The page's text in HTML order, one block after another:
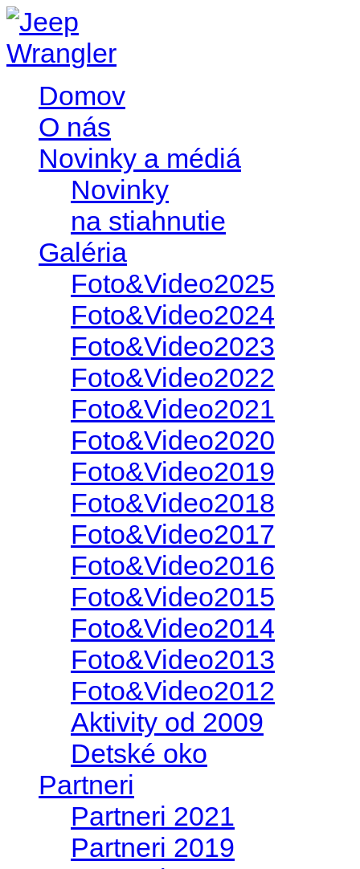
Domov
O nás
Novinky a médiá
Novinky
na stiahnutie
Galéria
Foto&Video2025
Foto&Video2024
Foto&Video2023
Foto&Video2022
Foto&Video2021
Foto&Video2020
Foto&Video2019
Foto&Video2018
Foto&Video2017
Foto&Video2016
Foto&Video2015
Foto&Video2014
Foto&Video2013
Foto&Video2012
Aktivity od 2009
Detské oko
Partneri
Partneri 2021
Partneri 2019